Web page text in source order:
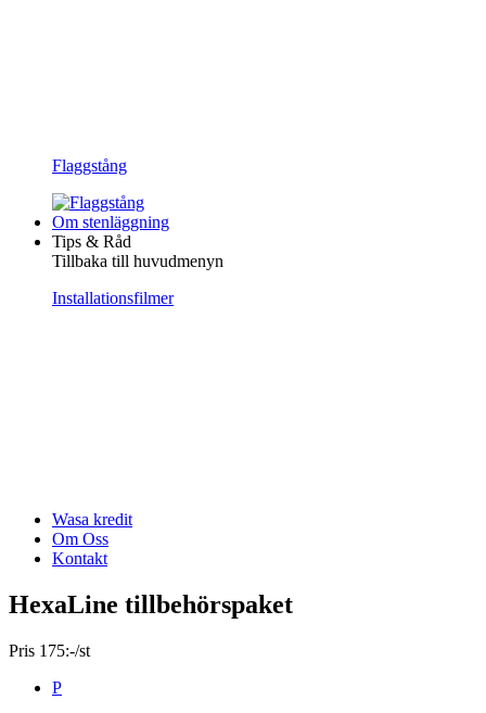
Flaggstång
Om stenläggning
Tips & Råd
Tillbaka till huvudmenyn
Installationsfilmer
Wasa kredit
Om Oss
Kontakt
HexaLine tillbehörspaket
Pris 175:-/st
P